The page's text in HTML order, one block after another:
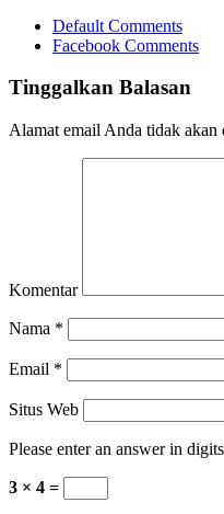
Default Comments
Facebook Comments
Tinggalkan Balasan
Alamat email Anda tidak akan
Komentar
Nama *
Email *
Situs Web
Please enter an answer in
3 × 4 =